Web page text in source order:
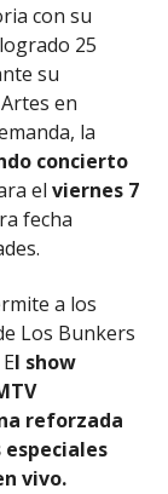
con su
25
su
en
la
concierto
elviernes 7
fecha
a los
Los Bunkers
l show
reforzada
vivo.